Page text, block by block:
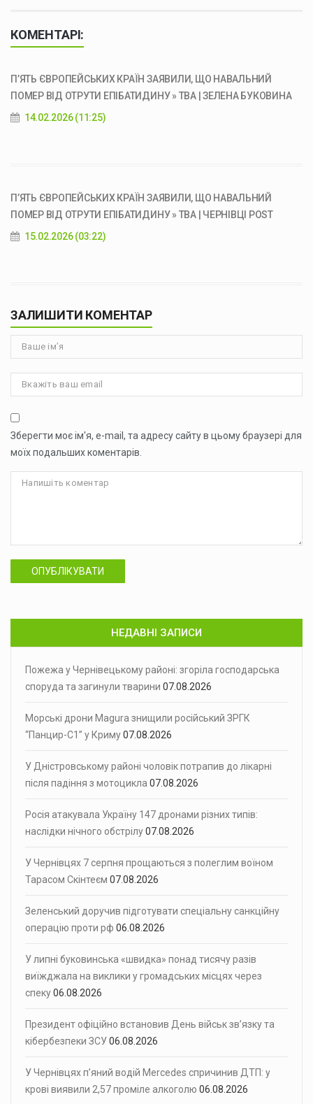
КОМЕНТАРІ:
П’ЯТЬ ЄВРОПЕЙСЬКИХ КРАЇН ЗАЯВИЛИ, ЩО НАВАЛЬНИЙ
ПОМЕР ВІД ОТРУТИ ЕПІБАТИДИНУ » ТВА | ЗЕЛЕНА БУКОВИНА
14.02.2026 (11:25)
П’ЯТЬ ЄВРОПЕЙСЬКИХ КРАЇН ЗАЯВИЛИ, ЩО НАВАЛЬНИЙ
ПОМЕР ВІД ОТРУТИ ЕПІБАТИДИНУ » ТВА | ЧЕРНІВЦІ POST
15.02.2026 (03:22)
ЗАЛИШИТИ КОМЕНТАР
Зберегти моє ім'я, e-mail, та адресу сайту в цьому браузері для
моїх подальших коментарів.
ОПУБЛІКУВАТИ
НЕДАВНІ ЗАПИСИ
Пожежа у Чернівецькому районі: згоріла господарська
споруда та загинули тварини 07.08.2026
Морські дрони Magura знищили російський ЗРГК
“Панцир-С1” у Криму07.08.2026
У Дністровському районі чоловік потрапив до лікарні
після падіння з мотоцикла 07.08.2026
Росія атакувала Україну 147 дронами різних типів:
наслідки нічного обстрілу07.08.2026
У Чернівцях 7 серпня прощаються з полеглим воїном
Тарасом Скінтеєм 07.08.2026
Зеленський доручив підготувати спеціальну санкційну
операцію проти рф 06.08.2026
У липні буковинська «швидка» понад тисячу разів
виїжджала на виклики у громадських місцях через
спеку06.08.2026
Президент офіційно встановив День військ зв’язку та
кібербезпеки ЗСУ06.08.2026
У Чернівцях п’яний водій Mercedes спричинив ДТП: у
крові виявили 2,57 проміле алкоголю 06.08.2026